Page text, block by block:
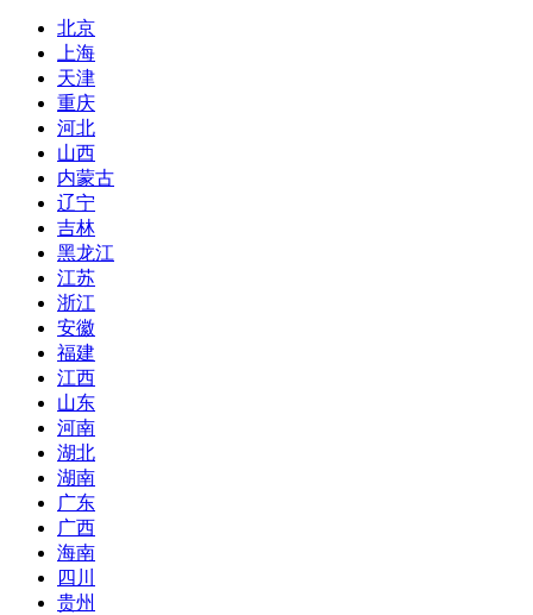
北京
上海
天津
重庆
河北
山西
内蒙古
辽宁
吉林
黑龙江
江苏
浙江
安徽
福建
江西
山东
河南
湖北
湖南
广东
广西
海南
四川
贵州